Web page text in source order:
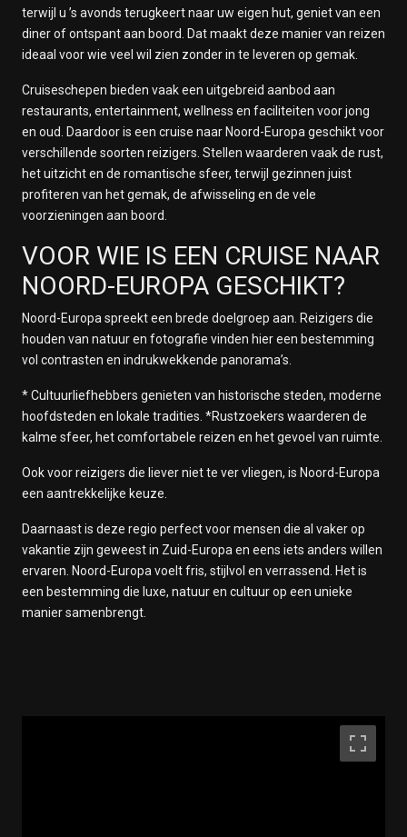
terwijl u ’s avonds terugkeert naar uw eigen hut, geniet van een
diner of ontspant aan boord. Dat maakt deze manier van reizen
ideaal voor wie veel wil zien zonder in te leveren op gemak.
Cruiseschepen bieden vaak een uitgebreid aanbod aan
restaurants, entertainment, wellness en faciliteiten voor jong
en oud. Daardoor is een cruise naar Noord-Europa geschikt voor
verschillende soorten reizigers. Stellen waarderen vaak de rust,
het uitzicht en de romantische sfeer, terwijl gezinnen juist
profiteren van het gemak, de afwisseling en de vele
voorzieningen aan boord.
VOOR WIE IS EEN CRUISE NAAR
NOORD-EUROPA GESCHIKT?
Noord-Europa spreekt een brede doelgroep aan. Reizigers die
houden van natuur en fotografie vinden hier een bestemming
vol contrasten en indrukwekkende panorama’s.
* Cultuurliefhebbers genieten van historische steden, moderne
hoofdsteden en lokale tradities. *Rustzoekers waarderen de
kalme sfeer, het comfortabele reizen en het gevoel van ruimte.
Ook voor reizigers die liever niet te ver vliegen, is Noord-Europa
een aantrekkelijke keuze.
Daarnaast is deze regio perfect voor mensen die al vaker op
vakantie zijn geweest in Zuid-Europa en eens iets anders willen
ervaren. Noord-Europa voelt fris, stijlvol en verrassend. Het is
een bestemming die luxe, natuur en cultuur op een unieke
manier samenbrengt.